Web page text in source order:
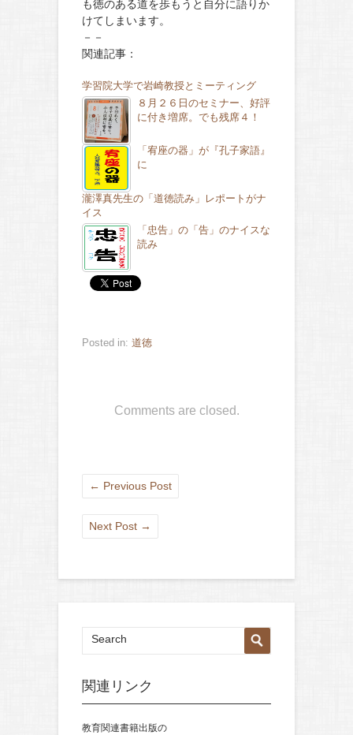
も徳のある道を歩もうと自分に語りか
けてしまいます。
－－
関連記事：
学習院大学で岩崎教授とミーティング
８月２６日のセミナー、好評
に付き増席。でも残席４！
「宥座の器」が『孔子家語』
に
瀧澤真先生の「道徳読み」レポートがナ
イス
「忠告」の「告」のナイスな
読み
Posted in: 道徳
Comments are closed.
← Previous Post
Next Post →
関連リンク
教育関連書籍出版の